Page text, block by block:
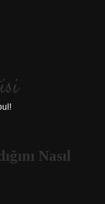
Nasıl